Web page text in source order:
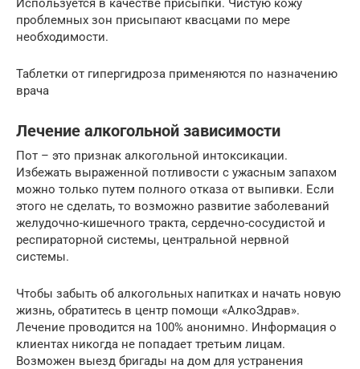
Используется в качестве присыпки. Чистую кожу
проблемных зон присыпают квасцами по мере
необходимости.
Таблетки от гипергидроза применяются по назначению
врача
Лечение алкогольной зависимости
Пот – это признак алкогольной интоксикации.
Избежать выраженной потливости с ужасным запахом
можно только путем полного отказа от выпивки. Если
этого не сделать, то возможно развитие заболеваний
желудочно-кишечного тракта, сердечно-сосудистой и
респираторной системы, центральной нервной
системы.
Чтобы забыть об алкогольных напитках и начать новую
жизнь, обратитесь в центр помощи «АлкоЗдрав».
Лечение проводится на 100% анонимно. Информация о
клиентах никогда не попадает третьим лицам.
Возможен выезд бригады на дом для устранения